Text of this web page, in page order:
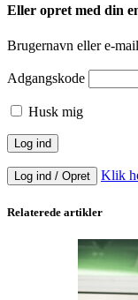
Eller opret med din
Brugernavn eller e-
Adgangskode
Husk mig
Log ind / Opret Klik
Relaterede artikler